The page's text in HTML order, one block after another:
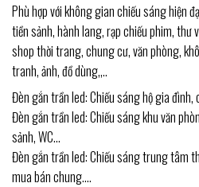
Phù hợp với không gian chiếu sáng hiện
tiền sảnh, hành lang, rạp chiếu phim, thư
shop thời trang, chung cư, văn phòng,
tranh, ảnh, đồ dùng,,..
Đèn gắn trần led: Chiếu sáng hộ gia
Đèn gắn trần led: Chiếu sáng khu văn
sảnh, WC…
Đèn gắn trần led: Chiếu sáng trung tâm
mua bán chung….